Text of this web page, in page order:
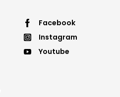
Footer
menu
Facebook
Instagram
Youtube